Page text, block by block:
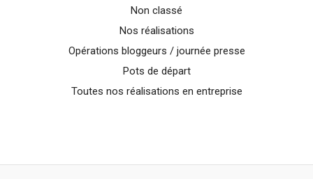
Non classé
Nos réalisations
Opérations bloggeurs / journée presse
Pots de départ
Toutes nos réalisations en entreprise